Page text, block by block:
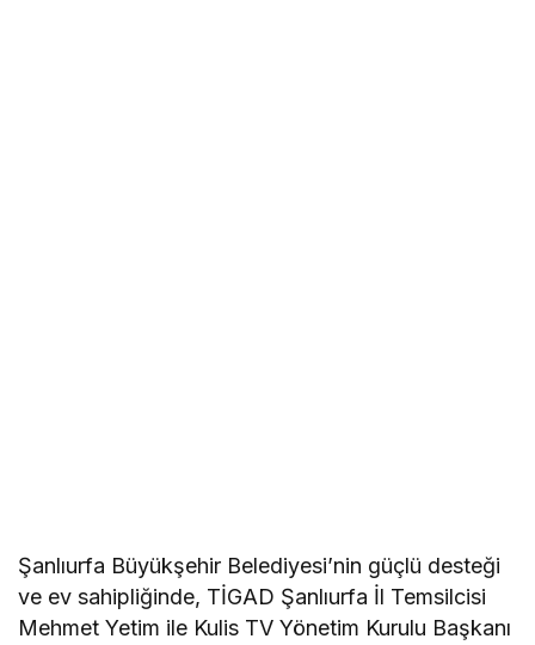
Şanlıurfa Büyükşehir Belediyesi’nin güçlü desteği
ve ev sahipliğinde, TİGAD Şanlıurfa İl Temsilcisi
Mehmet Yetim ile Kulis TV Yönetim Kurulu Başkanı